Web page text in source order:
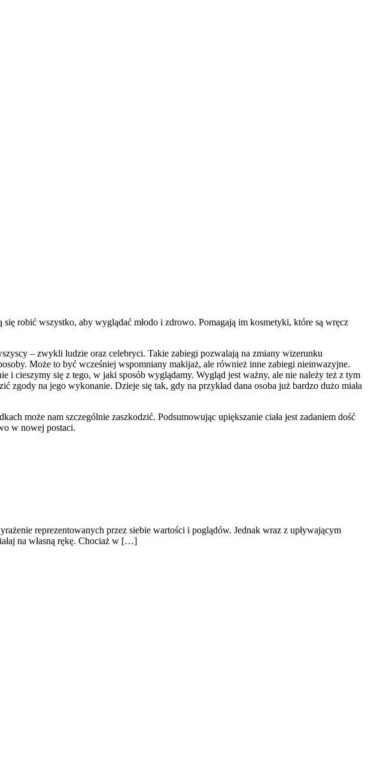
robić wszystko, aby wyglądać młodo i zdrowo. Pomagają im kosmetyki, które są wręcz
– zwykli ludzie oraz celebryci. Takie zabiegi pozwalają na zmiany wizerunku
Może to być wcześniej wspomniany makijaż, ale również inne zabiegi nieinwazyjne.
i cieszymy się z tego, w jaki sposób wyglądamy. Wygląd jest ważny, ale nie należy też z tym
na jego wykonanie. Dzieje się tak, gdy na przykład dana osoba już bardzo dużo miała
może nam szczególnie zaszkodzić. Podsumowując upiększanie ciała jest zadaniem dość
w nowej postaci.
reprezentowanych przez siebie wartości i poglądów. Jednak wraz z upływającym
na własną rękę. Chociaż w […]